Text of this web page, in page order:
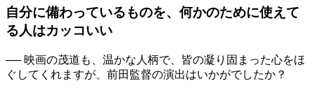
自分に備わっているものを、何かのために使えて
る人はカッコいい
── 映画の茂道も、温かな人柄で、皆の凝り固まった心をほ
ぐしてくれますが、前田監督の演出はいかがでしたか？